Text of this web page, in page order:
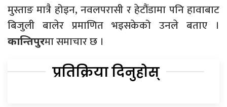
मुस्ताङ मात्रै होइन, नवलपरासी र हेटौंडामा पनि हावाबाट
बिजुली बालेर प्रमाणित भइसकेको उनले बताए ।
कान्तिपुरमा समाचार छ ।
प्रतिक्रिया दिनुहोस्